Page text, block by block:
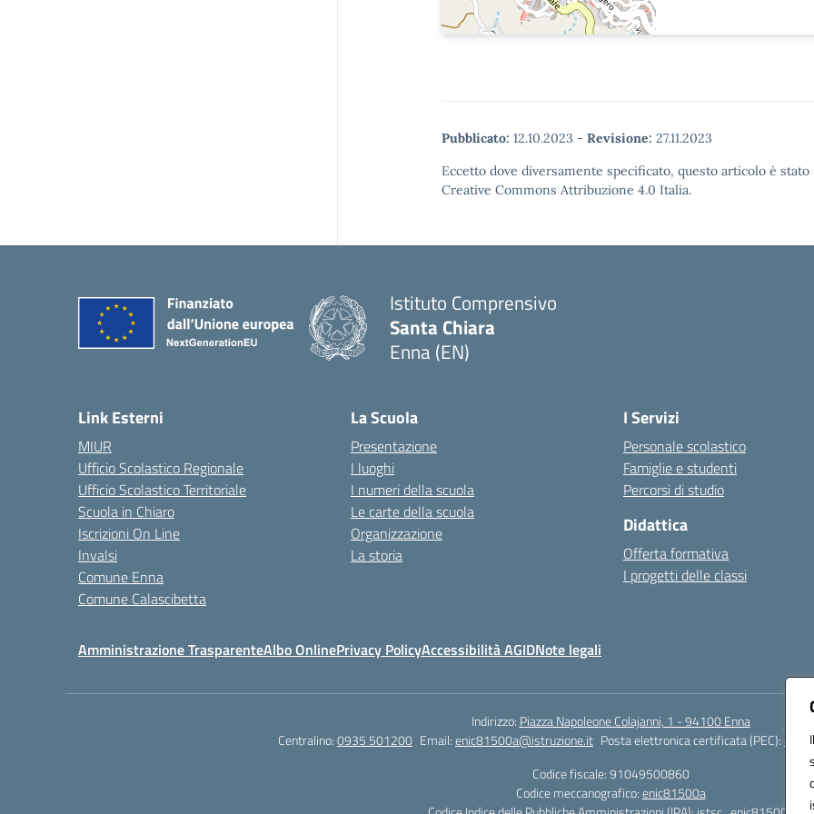
Pubblicato: 12.10.2023 - Revisione: 27.11.2023
Eccetto dove diversamente specificato, questo articolo è
Creative Commons Attribuzione 4.0 Italia.
Istituto Comprensivo
Santa Chiara
Enna (EN)
Link Esterni
MIUR
Ufficio Scolastico Regionale
Ufficio Scolastico Territoriale
Scuola in Chiaro
Iscrizioni On Line
Invalsi
Comune Enna
Comune Calascibetta
La Scuola
Presentazione
I luoghi
I numeri della scuola
Le carte della scuola
Organizzazione
La storia
I Servizi
Personale scolastico
Famiglie e studenti
Percorsi di studio
Didattica
Offerta formativa
I progetti delle classi
Amministrazione TrasparenteAlbo OnlinePrivacy PolicyAccessibilità AGIDNote legali
Indirizzo: Piazza Napoleone Colajanni, 1 - 94100 Enna
Centralino:0935 501200 Email:enic81500a@istruzione.it Posta elettronica certificata (PEC):
Codice fiscale: 91049500860
Codice meccanografico:enic81500a